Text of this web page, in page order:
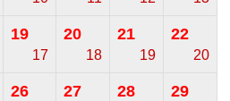
19
17
20
18
21
19
22
20
26 27 28 29